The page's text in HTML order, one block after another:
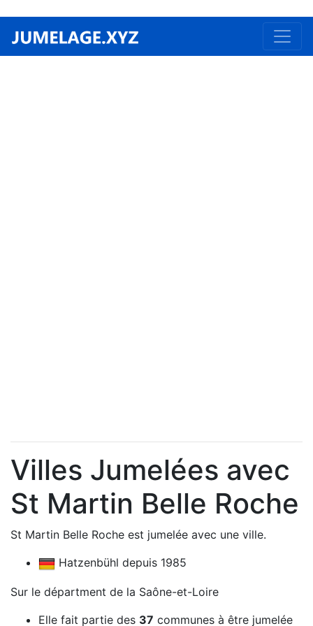
Villes Jumelées avec
St Martin Belle Roche
St Martin Belle Roche est jumelée avec une ville.
Hatzenbühl depuis 1985
Sur le départment de la Saône-et-Loire
Elle fait partie des 37 communes à être jumelée